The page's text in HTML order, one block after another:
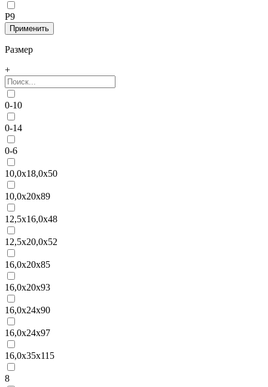
Р9
Размер
+
0-10
0-14
0-6
10,0x18,0x50
10,0x20x89
12,5x16,0x48
12,5x20,0x52
16,0x20x85
16,0x20x93
16,0x24x90
16,0x24x97
16,0x35x115
8